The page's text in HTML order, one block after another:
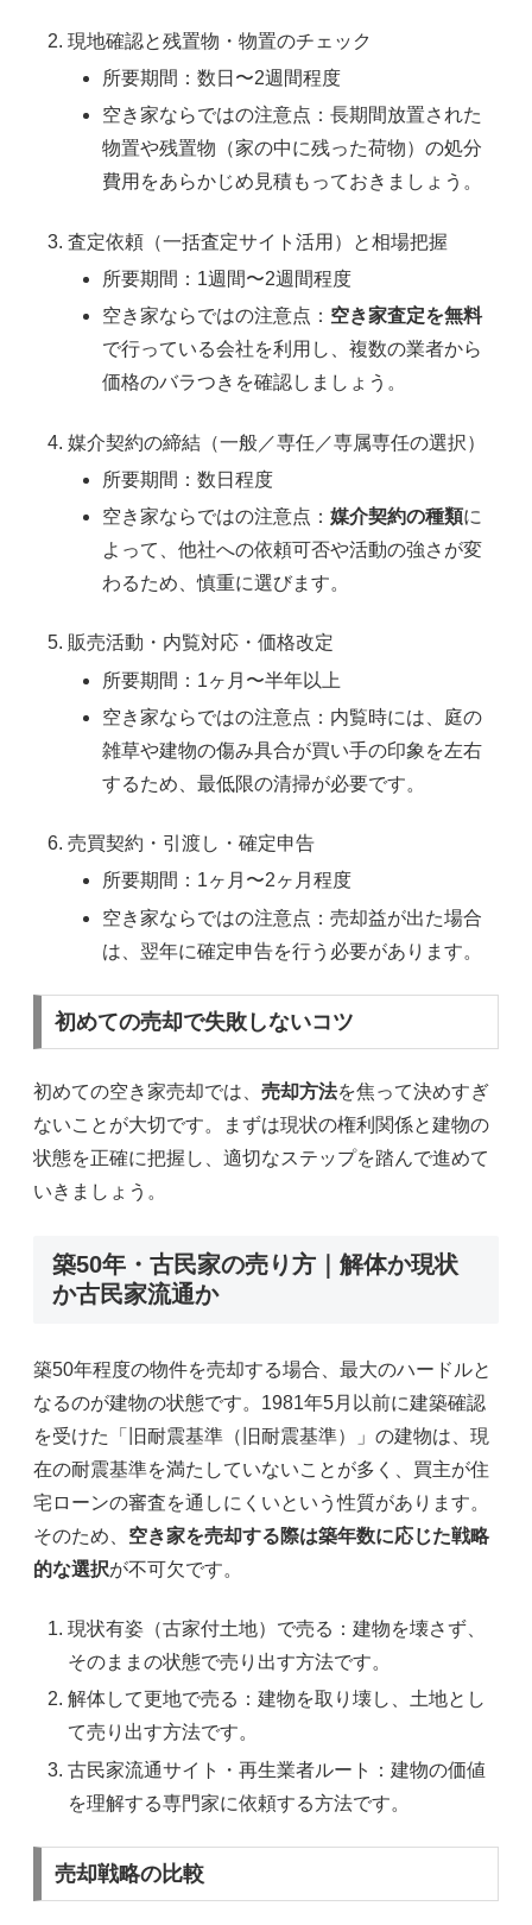
現地確認と残置物・物置のチェック
所要期間：数日〜2週間程度
空き家ならではの注意点：長期間放置された
物置や残置物（家の中に残った荷物）の処分
費用をあらかじめ見積もっておきましょう。
査定依頼（一括査定サイト活用）と相場把握
所要期間：1週間〜2週間程度
空き家ならではの注意点： 空き家査定を無料
で行っている会社を利用し、複数の業者から
価格のバラつきを確認しましょう。
媒介契約の締結（一般／専任／専属専任の選択）
所要期間：数日程度
空き家ならではの注意点：媒介契約の種類に
よって、他社への依頼可否や活動の強さが変
わるため、慎重に選びます。
販売活動・内覧対応・価格改定
所要期間：1ヶ月〜半年以上
空き家ならではの注意点：内覧時には、庭の
雑草や建物の傷み具合が買い手の印象を左右
するため、最低限の清掃が必要です。
売買契約・引渡し・確定申告
所要期間：1ヶ月〜2ヶ月程度
空き家ならではの注意点：売却益が出た場合
は、翌年に確定申告を行う必要があります。
初めての売却で失敗しないコツ
初めての空き家売却では、 売却方法を焦って決めすぎ
ないことが大切です。まずは現状の権利関係と建物の
状態を正確に把握し、適切なステップを踏んで進めて
いきましょう。
築50年・古民家の売り方｜解体か現状
か古民家流通か
築50年程度の物件を売却する場合、最大のハードルと
なるのが建物の状態です。1981年5月以前に建築確認
を受けた「旧耐震基準（旧耐震基準）」の建物は、現
在の耐震基準を満たしていないことが多く、買主が住
宅ローンの審査を通しにくいという性質があります。
そのため、 空き家を売却する際は築年数に応じた戦略
的な選択が不可欠です。
現状有姿（古家付土地）で売る：建物を壊さず、
そのままの状態で売り出す方法です。
解体して更地で売る：建物を取り壊し、土地とし
て売り出す方法です。
古民家流通サイト・再生業者ルート：建物の価値
を理解する専門家に依頼する方法です。
売却戦略の比較